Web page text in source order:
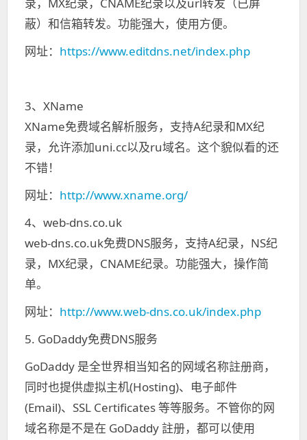
蔽）和信箱转发。功能强大，使用方便。
网址： https://www.editdns.net/index.php
3、XName
XName免费域名解析服务，支持A纪录和MX纪
录，允许添加uni.cc以及ru域名。这个貌似看的还
不错！
网址： http://www.xname.org/
4、web-dns.co.uk
web-dns.co.uk免费DNS服务，支持A纪录，NS纪
录，MX纪录，CNAME纪录。功能强大，操作简
单。
网址： http://www.web-dns.co.uk/index.php
5. GoDaddy免费DNS服务
GoDaddy 是全世界相当知名的网域名称註册商，
同时也提供虚拟主机(Hosting)、电子邮件
(Email)、SSL Certificates 等等服务。不管你的网
域名称是不是在 GoDaddy 註册，都可以使用